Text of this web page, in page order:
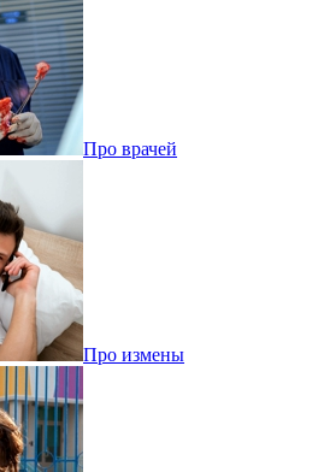
Про врачей
Про измены